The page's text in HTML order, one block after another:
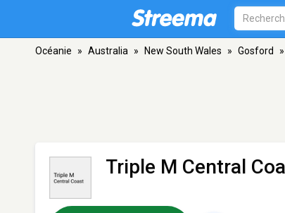
Océanie » Australia » New South Wales » Gosford »
Triple M Central